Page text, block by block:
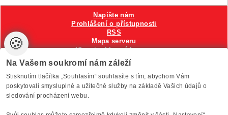
VytvořiloAnawe , provozuje Anawe a Špína
Napište nám
Prohlášení o přístupnosti
RSS
Mapa serveru
Hlavni reklamní banner
Nastavení cookies
🍪
Na Vašem soukromí nám záleží
Stisknutím tlačítka „Souhlasím“ souhlasíte s tím, abychom Vám
poskytovali smysluplné a užitečné služby na základě Vašich údajů o
sledování procházení webu.